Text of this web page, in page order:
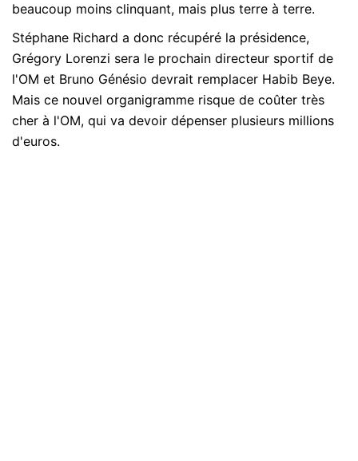
beaucoup moins clinquant, mais plus terre à terre.
Stéphane Richard a donc récupéré la présidence,
Grégory Lorenzi sera le prochain directeur sportif de
l'OM et Bruno Génésio devrait remplacer Habib Beye.
Mais ce nouvel organigramme risque de coûter très
cher à l'OM, qui va devoir dépenser plusieurs millions
d'euros.